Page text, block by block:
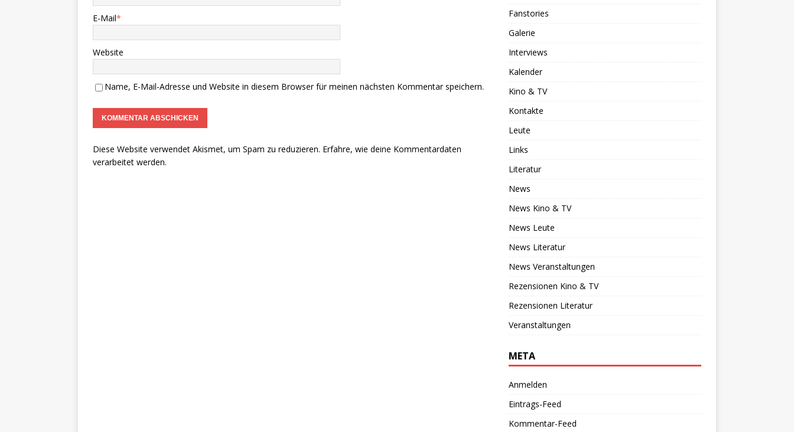
E-Mail*
Website
Name, E-Mail-Adresse und Website in diesem Browser für meinen nächsten Kommentar speichern.
Diese Website verwendet Akismet, um Spam zu reduzieren. Erfahre, wie deine Kommentardaten
verarbeitet werden.
Fanstories
Galerie
Interviews
Kalender
Kino & TV
Kontakte
Leute
Links
Literatur
News
News Kino & TV
News Leute
News Literatur
News Veranstaltungen
Rezensionen Kino & TV
Rezensionen Literatur
Veranstaltungen
META
Anmelden
Eintrags-Feed
Kommentar-Feed